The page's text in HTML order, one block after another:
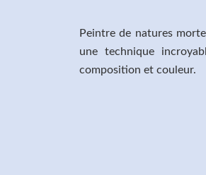
Peintre de natures
une technique
composition et couleur.